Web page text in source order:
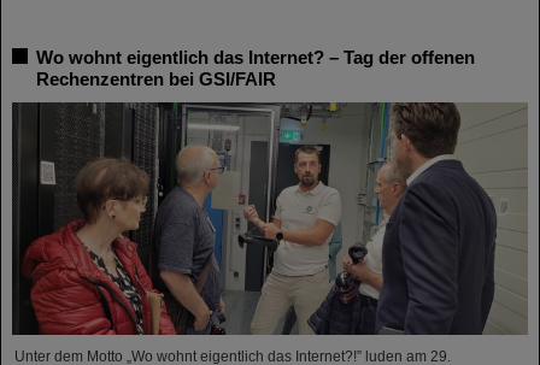
Wo wohnt eigentlich das Internet? – Tag der offenen
Rechenzentren bei GSI/FAIR
Unter dem Motto „Wo wohnt eigentlich das Internet?!” luden am 29.